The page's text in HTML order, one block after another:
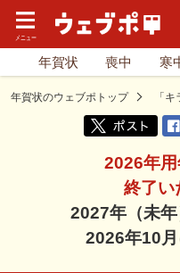
年賀状 喪中 寒
年賀状のウェブポトップ 「
2026年
終了い
2027年（未
2026年10月